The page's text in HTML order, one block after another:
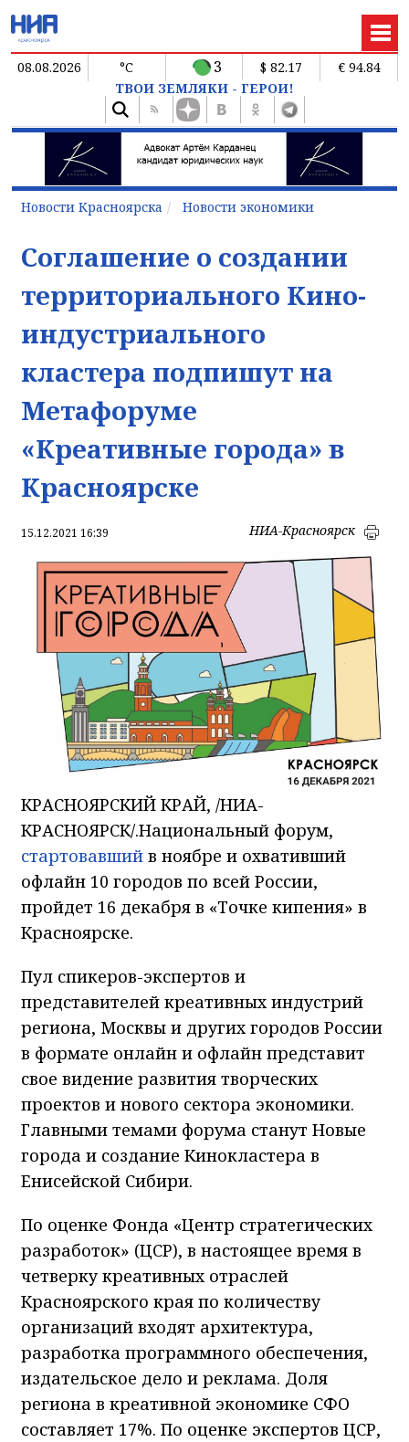
08.08.2026 °C 3 $ 82.17
€ 94.84
ТВОИ ЗЕМЛЯКИ - ГЕРОИ!
Новости Красноярска Новости экономики
Соглашение о создании
территориального Кино-
индустриального
кластера подпишут на
Метафоруме
«Креативные города» в
Красноярске
15.12.2021 16:39 НИА-Красноярск
КРАСНОЯРСКИЙ КРАЙ, /НИА-
КРАСНОЯРСК/.Национальный форум,
стартовавший в ноябре и охвативший
офлайн 10 городов по всей России,
пройдет 16 декабря в «Точке кипения» в
Красноярске.
Пул спикеров-экспертов и
представителей креативных индустрий
региона, Москвы и других городов России
в формате онлайн и офлайн представит
свое видение развития творческих
проектов и нового сектора экономики.
Главными темами форума станут Новые
города и создание Кинокластера в
Енисейской Сибири.
По оценке Фонда «Центр стратегических
разработок» (ЦСР), в настоящее время в
четверку креативных отраслей
Красноярского края по количеству
организаций входят архитектура,
разработка программного обеспечения,
издательское дело и реклама. Доля
региона в креативной экономике СФО
составляет 17%. По оценке экспертов ЦСР,